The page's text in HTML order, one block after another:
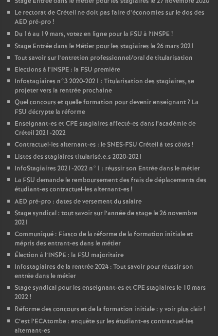
Le rectorat de Créteil ne doit pas faire d’économies sur le dos des
AED pré-pro !
Du 16 au 19 mars, votez en ligne pour la FSU à l’INSPE !
Stage Entrée dans le Métier pour les stagiaires le 26 mars 2021
Tout savoir sur l’entretien professionnel/oral de titularisation
Elections à l’INSPE : la FSU première
Infostagiaires n°3 2020-2021 : Titularisation des stagiaires, se
projeter vers la rentrée prochaine
Quel concours et quelle formation pour devenir enseignant? La
FSU décrypte la réforme
Enseignant-es etCPE stagiaires affecté-es dans l’académie de
Créteil 2021-2022
Contractuel-les alternant-es : leSNES-FSU Créteil à tes côtés !
Listes des stagiaires titularisé.e.s 2020-2021
InfoStagiaires 2021-2022 n°1 : réussir son Entrée dans le métier
La FSU demande le remboursement des frais de déplacements des
étudiant-es contractuel-les alternant-es !
AED pré-pro : dates de versement du salaire
Stage syndical : tout savoir sur l’année de stage le 26 novembre
2021
Communiqué : Fiasco de la réforme de la formation initiale et
mépris des entrant-es dans le métier
Élection à l’INSPE : la FSU majoritaire
Infostagiaires de la rentrée 2024 : Tout savoir pour réussir son
entrée dans le métier
Stage syndical pour les enseignant-es etCPE stagiaires le 10 mars
2022!
Réforme des concours et de la formation initiale : y voir plus clair!
C’est l’ECAtombe : enquête sur les étudiant-es contractuel-les
alternant-es